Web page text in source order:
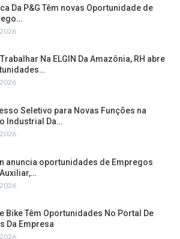
Da P&G Têm novas Oportunidade de
Na ELGIN Da Amazônia, RH abre
Seletivo para Novas Funções na
Industrial Da…
anuncia oportunidades de Empregos
Bike Têm Oportunidades No Portal De
Da Empresa